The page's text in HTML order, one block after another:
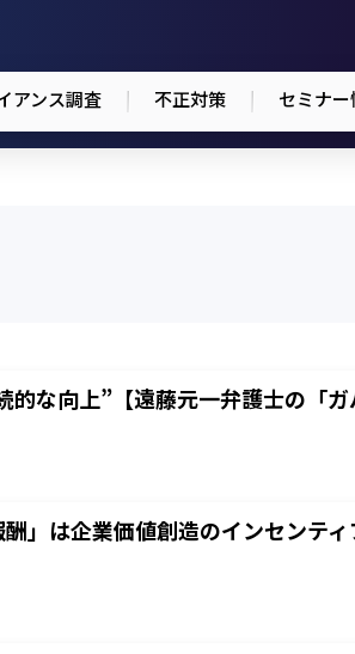
アンス調査 不正対策 セミナー
な向上”【遠藤元一弁護士の「ガ
」は企業価値創造のインセンテ